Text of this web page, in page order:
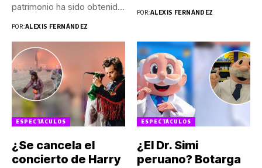
patrimonio ha sido obtenido
POR:ALEXIS FERNÁNDEZ
POR:ALEXIS FERNÁNDEZ
ESPECTÁCULOS
¿Se cancela el
concierto de Harry
ESPECTÁCULOS
¿El Dr. Simi
peruano? Botarga